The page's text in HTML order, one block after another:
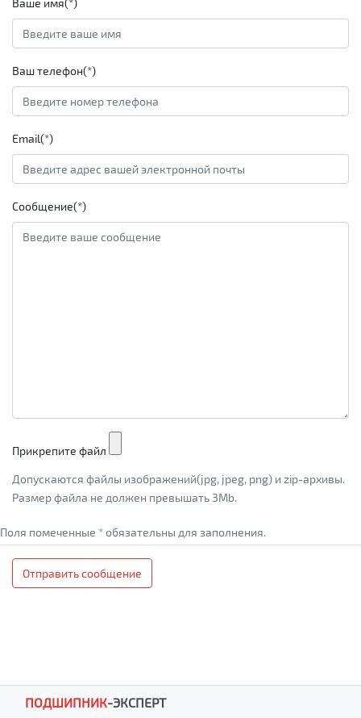
Ваш телефон(*)
Email(*)
Сообщение(*)
Прикрепите файл
Допускаются файлы изображений(jpg, jpeg, png) и zip-архивы.
Размер файла не должен превышать 3Mb.
Поля помеченные * обязательны для заполнения.
Отправить сообщение
ПОДШИПНИК-ЭКСПЕРТ